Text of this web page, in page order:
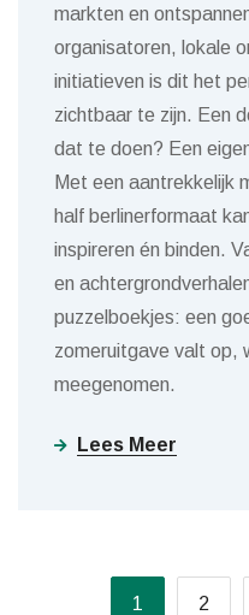
markten en
organisatoren, lokale
initiatieven is dit het
zichtbaar te zijn. Een
dat te doen? Een
Met een aantrekkelijk
half berlinerformaat
inspireren én binden.
en
puzzelboekjes: een
zomeruitgave valt op,
meegenomen.
Lees Meer
1 2